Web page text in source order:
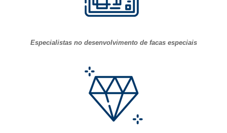
Especialistas no desenvolvimento de facas especiais